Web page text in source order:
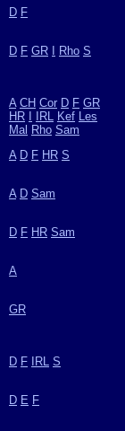
D F
D F GR Rho S
A CH Cor D F GR
HR
IRL Kef Les
Mal Rho Sam
A D F HR S
A D Sam
D F HR Sam
A
GR
D F IRL S
D E F